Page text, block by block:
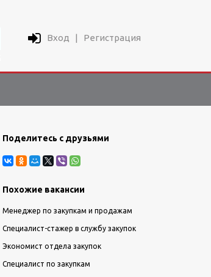
Вход | Регистрация
Поделитесь с друзьями
Похожие вакансии
Менеджер по закупкам и продажам
Специалист-стажер в службу закупок
Экономист отдела закупок
Специалист по закупкам